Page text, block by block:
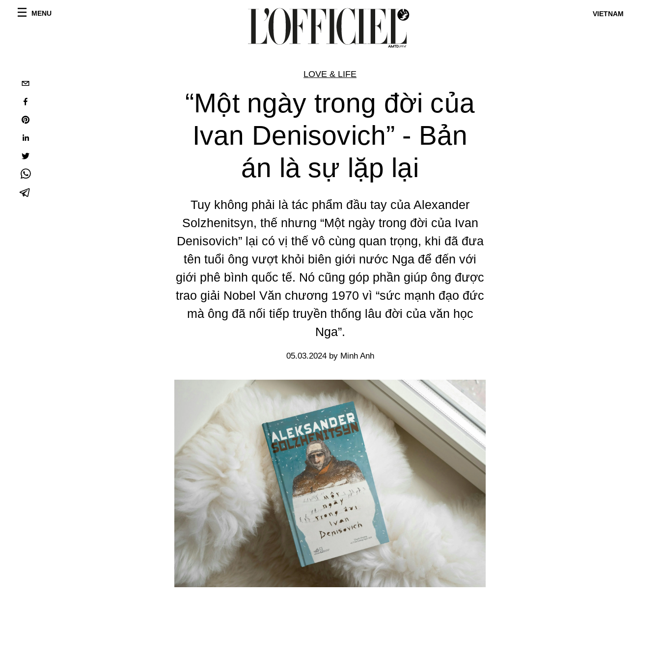
MENU VIETNAM
LOVE & LIFE
“Một ngày trong đời của
Ivan Denisovich” - Bản
án là sự lặp lại
Tuy không phải là tác phẩm đầu tay của Alexander
Solzhenitsyn, thế nhưng “Một ngày trong đời của Ivan
Denisovich” lại có vị thế vô cùng quan trọng, khi đã đưa
tên tuổi ông vượt khỏi biên giới nước Nga để đến với
giới phê bình quốc tế. Nó cũng góp phần giúp ông được
trao giải Nobel Văn chương 1970 vì “sức mạnh đạo đức
mà ông đã nối tiếp truyền thống lâu đời của văn học
Nga”.
05.03.2024 by Minh Anh